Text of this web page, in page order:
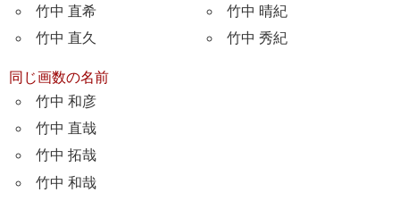
竹中 直希
竹中 直久
竹中 晴紀
竹中 秀紀
同じ画数の名前
竹中 和彦
竹中 直哉
竹中 拓哉
竹中 和哉